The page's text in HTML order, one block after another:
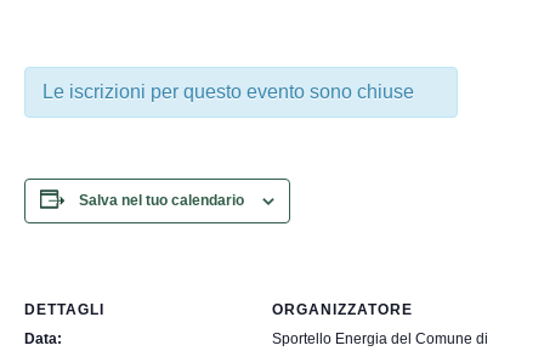
Le iscrizioni per questo evento sono chiuse
Salva nel tuo calendario
DETTAGLI
Data:
ORGANIZZATORE
Sportello Energia del Comune di